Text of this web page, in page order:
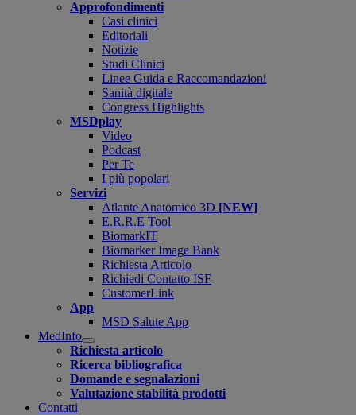
Approfondimenti
Casi clinici
Editoriali
Notizie
Studi Clinici
Linee Guida e Raccomandazioni
Sanità digitale
Congress Highlights
MSDplay
Video
Podcast
Per Te
I più popolari
Servizi
Atlante Anatomico 3D [NEW]
E.R.R.E Tool
BiomarkIT
Biomarker Image Bank
Richiesta Articolo
Richiedi Contatto ISF
CustomerLink
App
MSD Salute App
MedInfo
Open
submenu
Richiesta articolo
Ricerca bibliografica
Domande e segnalazioni
Valutazione stabilità prodotti
Contatti